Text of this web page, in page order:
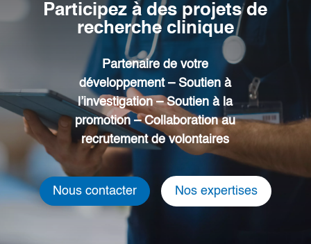
Participez à des projets de
recherche clinique
Partenaire de votre
développement – Soutien à
l’investigation – Soutien à la
promotion – Collaboration au
recrutement de volontaires
Nous contacter Nos expertises